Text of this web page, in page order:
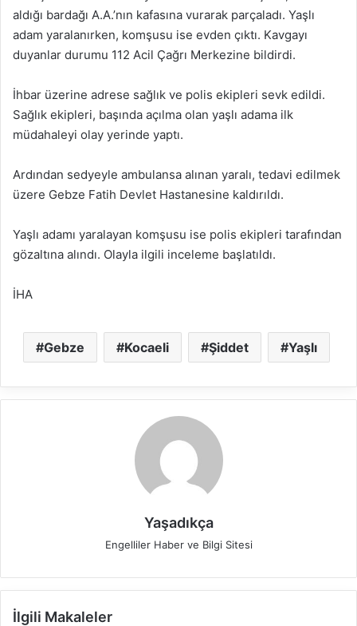
aldığı bardağı A.A.’nın kafasına vurarak parçaladı. Yaşlı
adam yaralanırken, komşusu ise evden çıktı. Kavgayı
duyanlar durumu 112 Acil Çağrı Merkezine bildirdi.
İhbar üzerine adrese sağlık ve polis ekipleri sevk edildi.
Sağlık ekipleri, başında açılma olan yaşlı adama ilk
müdahaleyi olay yerinde yaptı.
Ardından sedyeyle ambulansa alınan yaralı, tedavi edilmek
üzere Gebze Fatih Devlet Hastanesine kaldırıldı.
Yaşlı adamı yaralayan komşusu ise polis ekipleri tarafından
gözaltına alındı. Olayla ilgili inceleme başlatıldı.
İHA
Gebze Kocaeli Şiddet Yaşlı
Yaşadıkça
Engelliler Haber ve Bilgi Sitesi
İlgili Makaleler